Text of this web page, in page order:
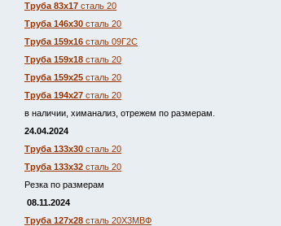
Труба 83х17 сталь 20
Труба 146х30 сталь 20
Труба 159х16 сталь 09Г2С
Труба 159х18 сталь 20
Труба 159х25 сталь 20
Труба 194х27 сталь 20
в наличии, химанализ, отрежем по размерам.
24.04.2024
Труба 133х30 сталь 20
Труба 133х32 сталь 20
Резка по размерам
08.11.2024
Труба 127х28 сталь 20Х3МВФ